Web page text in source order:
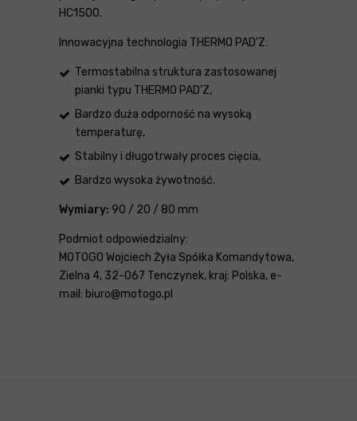
HC1500.
Innowacyjna technologia THERMO PAD’Z:
Termostabilna struktura zastosowanej
pianki typu THERMO PAD’Z,
Bardzo duża odporność na wysoką
temperaturę,
Stabilny i długotrwały proces cięcia,
Bardzo wysoka żywotność.
Wymiary: 90 / 20 / 80 mm
Podmiot odpowiedzialny:
MOTOGO Wojciech Żyła Spółka Komandytowa,
Zielna 4, 32-067 Tenczynek, kraj: Polska, e-
mail: biuro@motogo.pl